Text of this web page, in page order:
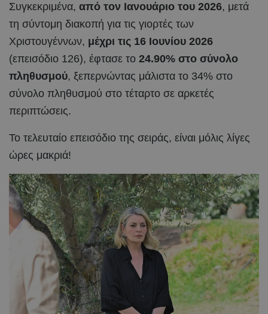
Συγκεκριμένα, από τον Ιανουάριο του 2026, μετά
τη σύντομη διακοπή για τις γιορτές των
Χριστουγέννων, μέχρι τις 16 Ιουνίου 2026
(επεισόδιο 126), έφτασε το 24.90% στο σύνολο
πληθυσμού, ξεπερνώντας μάλιστα το 34% στο
σύνολο πληθυσμού στο τέταρτο σε αρκετές
περιπτώσεις.
Το τελευταίο επεισόδιο της σειράς, είναι μόλις λίγες
ώρες μακριά!